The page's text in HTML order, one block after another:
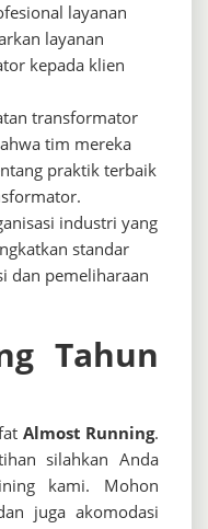
layanan
layanan
kepada klien
transformator
tim mereka
praktik terbaik
industri yang
standar
dan pemeliharaan
Tahun
Almost Running.
silahkan Anda
kami. Mohon
juga akomodasi